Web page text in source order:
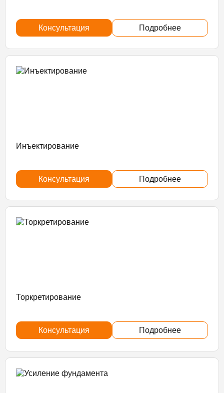
Консультация Подробнее
Инъектирование
Консультация Подробнее
Торкретирование
Консультация Подробнее